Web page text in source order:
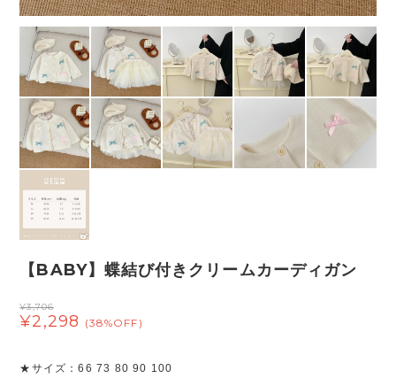
【BABY】蝶結び付きクリームカーディガン
¥3,706
¥2,298 (38%OFF)
★サイズ：66 73 80 90 100